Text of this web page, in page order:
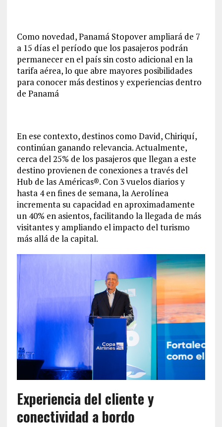
Como novedad, Panamá Stopover ampliará de 7
a 15 días el período que los pasajeros podrán
permanecer en el país sin costo adicional en la
tarifa aérea, lo que abre mayores posibilidades
para conocer más destinos y experiencias dentro
de Panamá
En ese contexto, destinos como David, Chiriquí,
continúan ganando relevancia. Actualmente,
cerca del 25% de los pasajeros que llegan a este
destino provienen de conexiones a través del
Hub de las Américas®. Con 3 vuelos diarios y
hasta 4 en fines de semana, la Aerolínea
incrementa su capacidad en aproximadamente
un 40% en asientos, facilitando la llegada de más
visitantes y ampliando el impacto del turismo
más allá de la capital.
Experiencia del cliente y
conectividad a bordo